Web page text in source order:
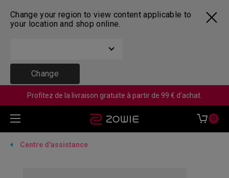
Change your region to view content applicable to
your location and shop online.
Change
Profitez de la livraison gratuite à partir de 99 € d'achat.
0
Centre d'assistance